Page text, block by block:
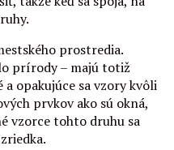
prostredia.
prírody – majú totiž
opakujúce sa vzory kvôli
prvkov ako sú okná,
vzorce tohto druhu sa